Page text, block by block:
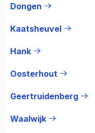
Dongen
Kaatsheuvel
Hank
Oosterhout
Geertruidenberg
Waalwijk